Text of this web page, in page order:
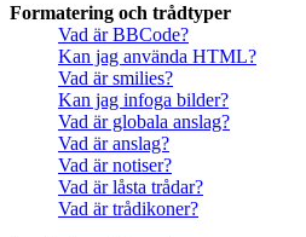
Formatering och trådtyper
Vad är BBCode?
Kan jag använda HTML?
Vad är smilies?
Kan jag infoga bilder?
Vad är globala anslag?
Vad är anslag?
Vad är notiser?
Vad är låsta trådar?
Vad är trådikoner?